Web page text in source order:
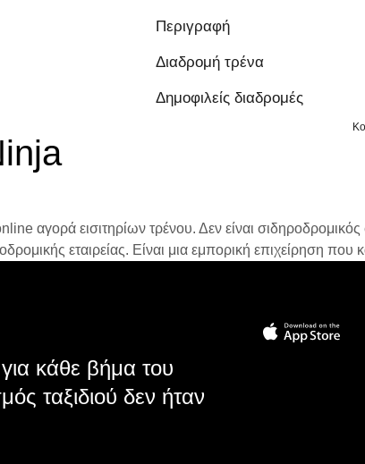
Περιγραφή
Διαδρομή τρένα
Δημοφιλείς διαδρομές
αγορά εισιτηρίων τρένου. Δεν είναι σιδηροδρομικός
εταιρείας. Είναι μια εμπορική επιχείρηση που
κάθε βήμα του
ταξιδιού δεν ήταν